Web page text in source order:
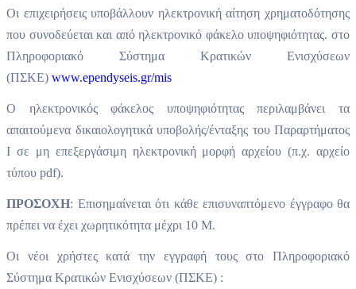
Οι επιχειρήσεις υποβάλλουν ηλεκτρονική αίτηση χρηματοδότησης
που συνοδεύεται και από ηλεκτρονικό φάκελο υποψηφιότητας. στο
Πληροφοριακό Σύστημα Κρατικών Ενισχύσεων
(ΠΣΚΕ) www.ependyseis.gr/mis
Ο ηλεκτρονικός φάκελος υποψηφιότητας περιλαμβάνει τα
απαιτούμενα δικαιολογητικά υποβολής/ένταξης του Παραρτήματος
Ι σε μη επεξεργάσιμη ηλεκτρονική μορφή αρχείου (π.χ. αρχείο
τύπου pdf).
ΠΡΟΣΟΧΗ: Επισημαίνεται ότι κάθε επισυναπτόμενο έγγραφο θα
πρέπει να έχει χωρητικότητα μέχρι 10 Μ.
Οι νέοι χρήστες κατά την εγγραφή τους στο Πληροφοριακό
Σύστημα Κρατικών Ενισχύσεων (ΠΣΚΕ) :